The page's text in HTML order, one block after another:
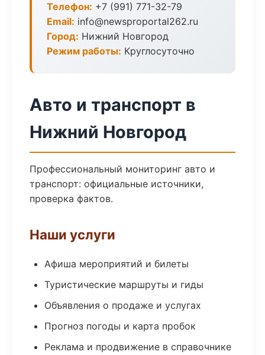
Телефон: +7 (991) 771-32-79
Email: info@newsproportal262.ru
Город: Нижний Новгород
Режим работы: Круглосуточно
Авто и транспорт в
Нижний Новгород
Профессиональный мониторинг авто и
транспорт: официальные источники,
проверка фактов.
Наши услуги
Афиша мероприятий и билеты
Туристические маршруты и гиды
Объявления о продаже и услугах
Прогноз погоды и карта пробок
Реклама и продвижение в справочнике